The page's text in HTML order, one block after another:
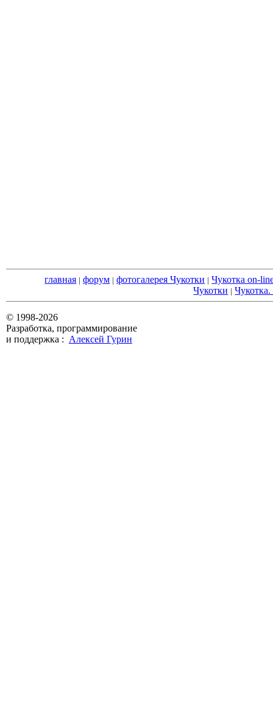
главная | форум | фотогалерея Чукотки | Чукотка on-
Чукотки | Чукотка.
© 1998-2026
Разработка, программирование
и поддержка : Алексей Гурин